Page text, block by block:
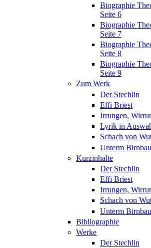
Biographie
Seite 6
Biographie
Seite 7
Biographie
Seite 8
Biographie
Seite 9
Zum Werk
Der Stechlin
Effi Briest
Irrungen,
Lyrik in
Schach von
Unterm
Kurzinhalte
Der Stechlin
Effi Briest
Irrungen,
Schach von
Unterm
Bibliographie
Werke
Der Stechlin